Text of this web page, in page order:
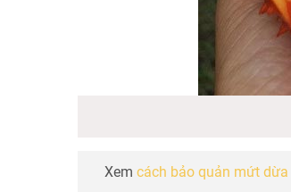
Xem cách bảo quản mứt dừa